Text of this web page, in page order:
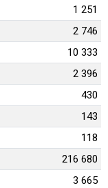
1 251
2 746
10 333
2 396
430
143
118
216 680
3 665